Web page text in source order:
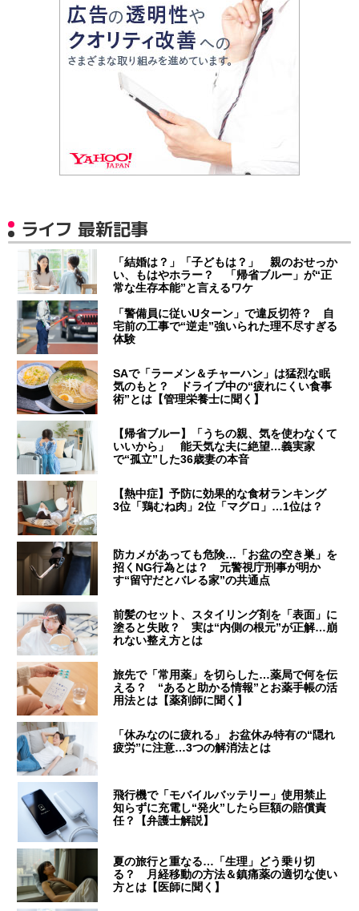
ライフ 最新記事
「結婚は？」「子どもは？」 親のおせっか
い、もはやホラー？ 「帰省ブルー」が“正
常な生存本能”と言えるワケ
「警備員に従いUターン」で違反切符？ 自
宅前の工事で“逆走”強いられた理不尽すぎる
体験
SAで「ラーメン＆チャーハン」は猛烈な眠
気のもと？ ドライブ中の“疲れにくい食事
術”とは【管理栄養士に聞く】
【帰省ブルー】「うちの親、気を使わなくて
いいから」 能天気な夫に絶望…義実家
で“孤立”した36歳妻の本音
【熱中症】予防に効果的な食材ランキング
3位「鶏むね肉」2位「マグロ」…1位は？
防カメがあっても危険…「お盆の空き巣」を
招くNG行為とは？ 元警視庁刑事が明か
す“留守だとバレる家”の共通点
前髪のセット、スタイリング剤を「表面」に
塗ると失敗？ 実は“内側の根元”が正解…崩
れない整え方とは
旅先で「常用薬」を切らした…薬局で何を伝
える？ “あると助かる情報”とお薬手帳の活
用法とは【薬剤師に聞く】
「休みなのに疲れる」 お盆休み特有の“隠れ
疲労”に注意…3つの解消法とは
飛行機で「モバイルバッテリー」使用禁止
知らずに充電し“発火”したら巨額の賠償責
任？【弁護士解説】
夏の旅行と重なる…「生理」どう乗り切
る？ 月経移動の方法＆鎮痛薬の適切な使い
方とは【医師に聞く】